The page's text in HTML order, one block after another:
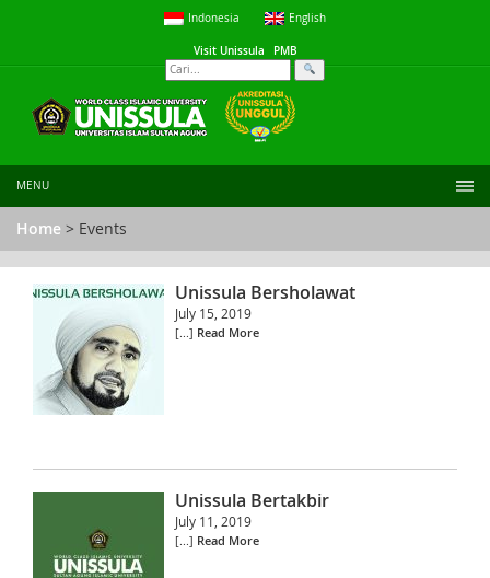
Indonesia English
Visit Unissula PMB
MENU
Home > Events
Unissula Bersholawat
July 15, 2019
[...] Read More
Unissula Bertakbir
July 11, 2019
[...] Read More